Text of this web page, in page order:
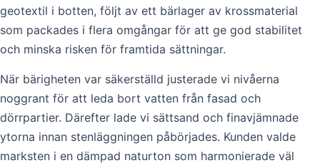
geotextil i botten, följt av ett bärlager av krossmaterial
som packades i flera omgångar för att ge god stabilitet
och minska risken för framtida sättningar.
När bärigheten var säkerställd justerade vi nivåerna
noggrant för att leda bort vatten från fasad och
dörrpartier. Därefter lade vi sättsand och finavjämnade
ytorna innan stenläggningen påbörjades. Kunden valde
marksten i en dämpad naturton som harmonierade väl